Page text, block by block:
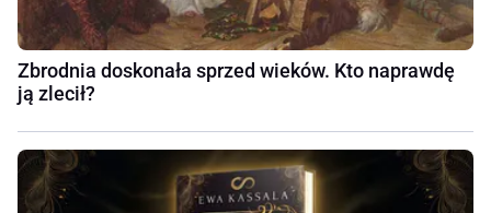
Zbrodnia doskonała sprzed wieków. Kto naprawdę
ją zlecił?